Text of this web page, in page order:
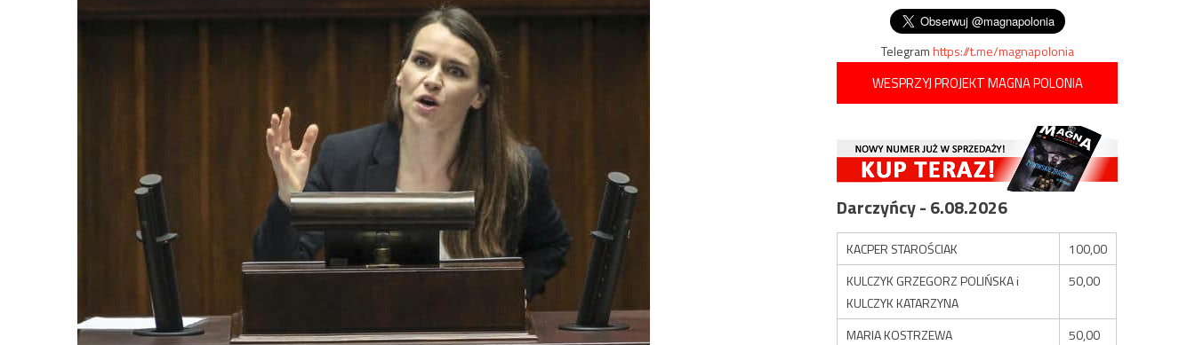
Telegramhttps://t.me/magnapolonia
WESPRZYJ PROJEKT MAGNA POLONIA
Darczyńcy - 6.08.2026
KACPER STAROŚCIAK
100,00
KULCZYK GRZEGORZ POLIŃSKA i
KULCZYK KATARZYNA
50,00
MARIA KOSTRZEWA
50,00